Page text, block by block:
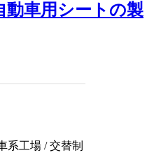
動車用シートの製
系工場 / 交替制